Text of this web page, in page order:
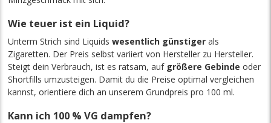
Wie teuer ist ein Liquid?
Unterm Strich sind Liquidswesentlich günstiger als
Zigaretten. Der Preis selbst variiert von Hersteller zu Hersteller.
Steigt dein Verbrauch, ist es ratsam, auf größere Gebinde oder
Shortfills umzusteigen. Damit du die Preise optimal vergleichen
kannst, orientiere dich an unserem Grundpreis pro 100 ml.
Kann ich 100 % VG dampfen?